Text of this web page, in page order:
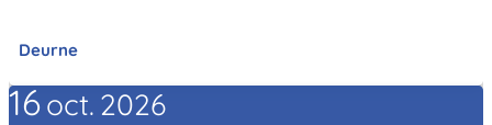
Deurne
16oct. 2026